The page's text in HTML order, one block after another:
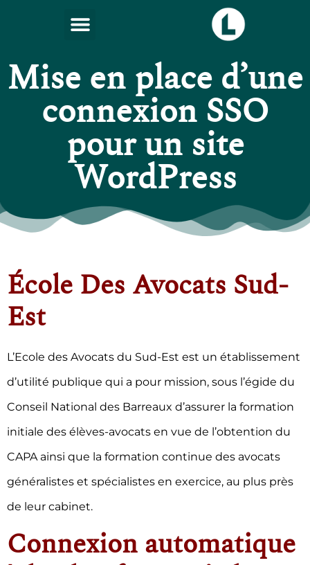
Mise en place d’une
connexion SSO
pour un site
WordPress
École Des Avocats Sud-
Est
L’Ecole des Avocats du Sud-Est est un établissement
d’utilité publique qui a pour mission, sous l’égide du
Conseil National des Barreaux d’assurer la formation
initiale des élèves-avocats en vue de l’obtention du
CAPA ainsi que la formation continue des avocats
généralistes et spécialistes en exercice, au plus près
de leur cabinet.
Connexion automatique